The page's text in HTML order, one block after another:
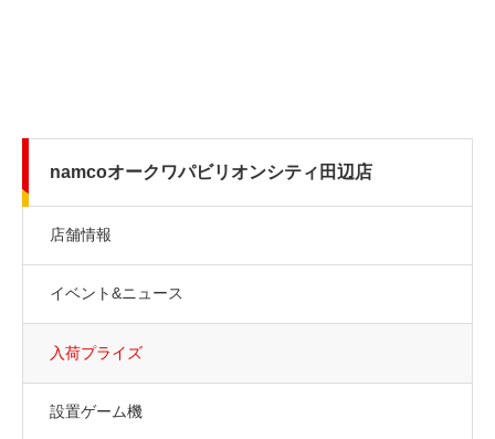
namcoオークワパビリオンシティ田辺店
店舗情報
イベント&ニュース
入荷プライズ
設置ゲーム機